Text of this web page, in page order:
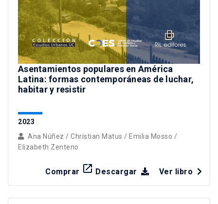
Asentamientos populares en América
Latina: formas contemporáneas de luchar,
habitar y resistir
2023
Ana Núñez / Christian Matus / Emilia Mosso /
Elizabeth Zenteno
Comprar launch Descargar Ver libro